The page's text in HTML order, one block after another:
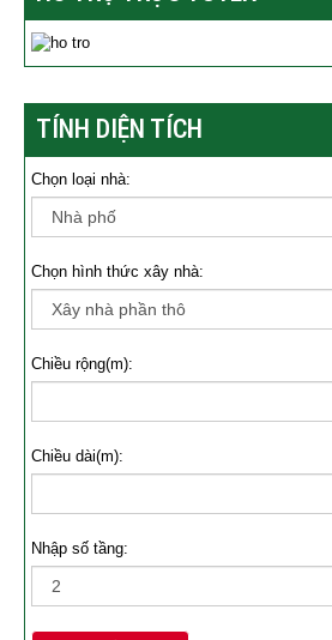
TÍNH DIỆN TÍCH
Chọn loại nhà:
Chọn hình thức xây nhà:
Chiều rộng(m):
Chiều dài(m):
Nhập số tầng: